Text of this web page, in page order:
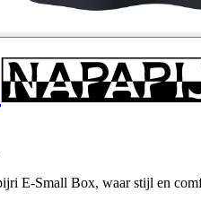
E-Small Box, waar stijl en